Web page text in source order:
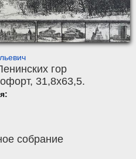
гор
офорт, 31,8x63,5.
собрание